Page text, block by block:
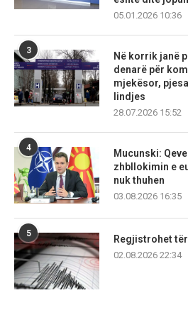
05.01.2026 10:36
3
Në korrik janë
denarë për
mjekësor,
lindjes
28.07.2026 15:52
4
Mucunski:
zhbllokimin e
nuk thuhen
03.08.2026 16:35
5
Regjistrohet
02.08.2026 22:34